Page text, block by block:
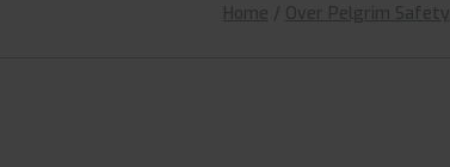
Home / Over Pelgrim Safety